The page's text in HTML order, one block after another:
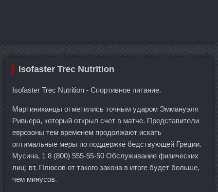
Isofaster Trec Nutrition
Isofaster Trec Nutrition - Спортивное питание.
Мартиниканцы отметились точным ударом Эммануэля
Ривьера, который открыл счет в матче. Представители
еврозоны тем временем продолжают искать
оптимальные меры по поддержке бедствующей Греции.
Мусина, 1 8 (800) 555-55-50 Обслуживание физических
лиц: вт. Плюсов от такого закона в итоге будет больше,
чем минусов.